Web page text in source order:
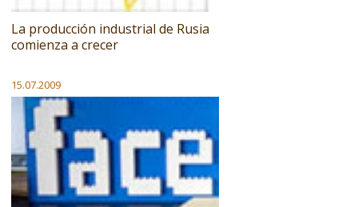
La producción industrial de Rusia
comienza a crecer
15.07.2009